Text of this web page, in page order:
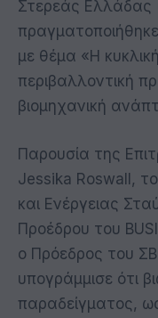
Στερεάς Ελλάδας
με θέμα «Η
περιβαλλοντική
βιομηχανική
Παρουσία της
Jessika Roswall,
και Ενέργειας
Προέδρου του
ο Πρόεδρος του
υπογράμμισε ότι
παραδείγματος,